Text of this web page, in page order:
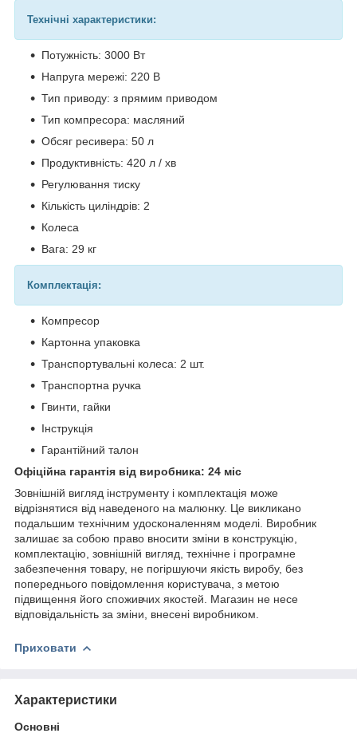
Технічні характеристики:
Потужність: 3000 Вт
Напруга мережі: 220 В
Тип приводу: з прямим приводом
Тип компресора: масляний
Обсяг ресивера: 50 л
Продуктивність: 420 л / хв
Регулювання тиску
Кількість циліндрів: 2
Колеса
Вага: 29 кг
Комплектація:
Компресор
Картонна упаковка
Транспортувальні колеса: 2 шт.
Транспортна ручка
Гвинти, гайки
Інструкція
Гарантійний талон
Офіційна гарантія від виробника: 24 міс
Зовнішній вигляд інструменту і комплектація може
відрізнятися від наведеного на малюнку. Це викликано
подальшим технічним удосконаленням моделі. Виробник
залишає за собою право вносити зміни в конструкцію,
комплектацію, зовнішній вигляд, технічне і програмне
забезпечення товару, не погіршуючи якість виробу, без
попереднього повідомлення користувача, з метою
підвищення його споживчих якостей. Магазин не несе
відповідальність за зміни, внесені виробником.
Приховати
Характеристики
Основні